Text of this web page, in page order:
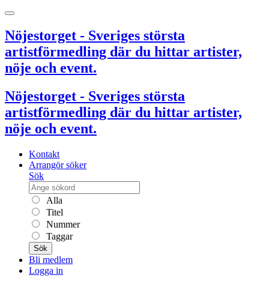
Nöjestorget - Sveriges största
artistförmedling där du hittar artister,
nöje och event.
Nöjestorget - Sveriges största
artistförmedling där du hittar artister,
nöje och event.
Kontakt
Arrangör söker
Sök
Alla
Titel
Nummer
Taggar
Sök
Bli medlem
Logga in